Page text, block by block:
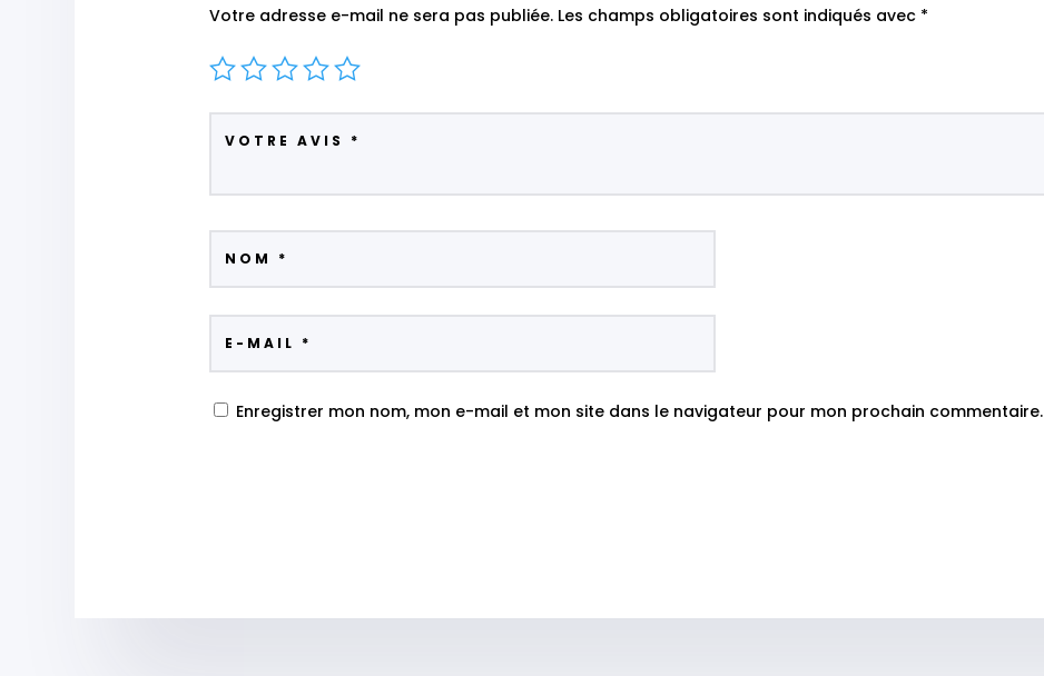
Votre adresse e-mail ne sera pas publiée. Les champs obligatoires sont indiqués avec *
Enregistrer mon nom, mon e-mail et mon site dans le navigateur pour mon prochain commentaire.